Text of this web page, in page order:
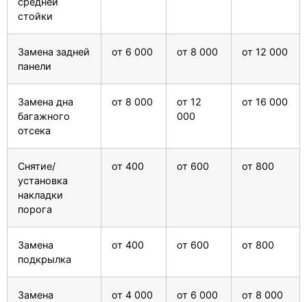
стойки
Замена задней
панели
от 6 000 от 8 000 от 12 000
Замена дна
багажного
отсека
от 8 000
от 12
000
от 16 000
Снятие/
установка
накладки
порога
от 400 от 600 от 800
Замена
подкрылка
от 400 от 600 от 800
Замена
от 4 000 от 6 000 от 8 000